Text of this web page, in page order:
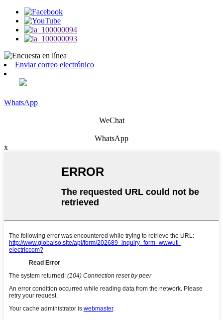
Enviar correo electrónico
WhatsApp
WeChat
WhatsApp
x